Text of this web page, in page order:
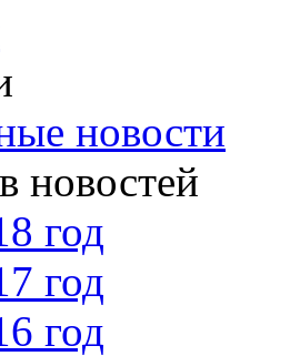
новости
новостей
год
год
год